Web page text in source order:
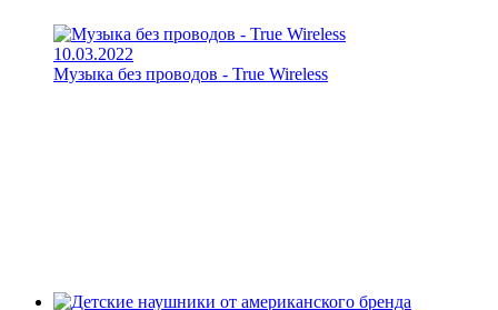
10.03.2022
Музыка без проводов - True Wireless